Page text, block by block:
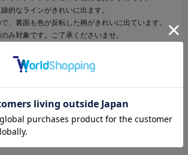
的なラインがきれいに出ます。
、裏面も色が反転した柄がきれいに出ています。
み対象です。ご了承くださいませ。
の片側は耳ではなく裁ち切りとなっております。
、在庫限りで終了となります。
れが入る場合がございますが、省くことができま